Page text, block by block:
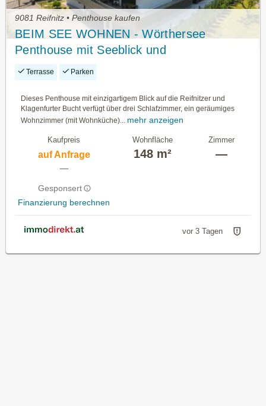
9081 Reifnitz • Penthouse kaufen
BEIM SEE WOHNEN - Wörthersee
Penthouse mit Seeblick und
Marinastellplatz (optional)
Terrasse Parken
Dieses Penthouse mit einzigartigem Blick auf die Reifnitzer und
Klagenfurter Bucht verfügt über drei Schlafzimmer, ein geräumiges
Wohnzimmer (mit Wohnküche)...
mehr anzeigen
Kaufpreis
auf Anfrage
—
Gesponsert
Finanzierung berechnen
Wohnfläche
148 m²
Zimmer
—
vor 3 Tagen